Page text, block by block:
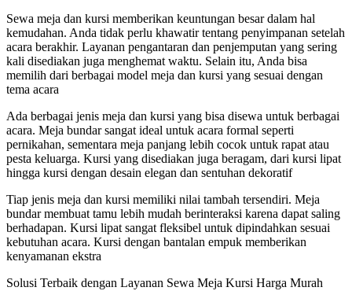
Sewa meja dan kursi memberikan keuntungan besar dalam hal
kemudahan. Anda tidak perlu khawatir tentang penyimpanan setelah
acara berakhir. Layanan pengantaran dan penjemputan yang sering
kali disediakan juga menghemat waktu. Selain itu, Anda bisa
memilih dari berbagai model meja dan kursi yang sesuai dengan
tema acara
Ada berbagai jenis meja dan kursi yang bisa disewa untuk berbagai
acara. Meja bundar sangat ideal untuk acara formal seperti
pernikahan, sementara meja panjang lebih cocok untuk rapat atau
pesta keluarga. Kursi yang disediakan juga beragam, dari kursi lipat
hingga kursi dengan desain elegan dan sentuhan dekoratif
Tiap jenis meja dan kursi memiliki nilai tambah tersendiri. Meja
bundar membuat tamu lebih mudah berinteraksi karena dapat saling
berhadapan. Kursi lipat sangat fleksibel untuk dipindahkan sesuai
kebutuhan acara. Kursi dengan bantalan empuk memberikan
kenyamanan ekstra
Solusi Terbaik dengan Layanan Sewa Meja Kursi Harga Murah